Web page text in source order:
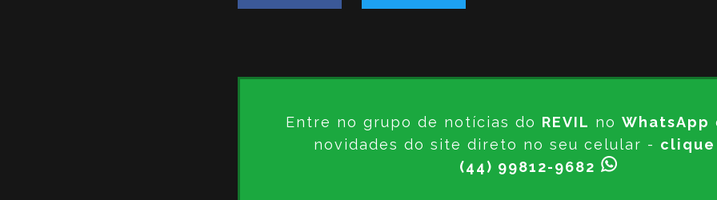
Entre no grupo de notícias do REVIL no WhatsApp
novidades do site direto no seu celular - clique
(44) 99812-9682